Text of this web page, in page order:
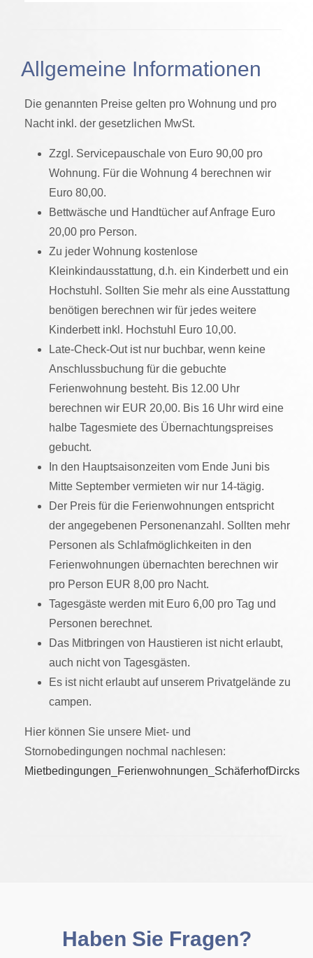
Allgemeine Informationen
Die genannten Preise gelten pro Wohnung und pro
Nacht inkl. der gesetzlichen MwSt.
Zzgl. Servicepauschale von Euro 90,00 pro
Wohnung. Für die Wohnung 4 berechnen wir
Euro 80,00.
Bettwäsche und Handtücher auf Anfrage Euro
20,00 pro Person.
Zu jeder Wohnung kostenlose
Kleinkindausstattung, d.h. ein Kinderbett und ein
Hochstuhl. Sollten Sie mehr als eine Ausstattung
benötigen berechnen wir für jedes weitere
Kinderbett inkl. Hochstuhl Euro 10,00.
Late-Check-Out ist nur buchbar, wenn keine
Anschlussbuchung für die gebuchte
Ferienwohnung besteht. Bis 12.00 Uhr
berechnen wir EUR 20,00. Bis 16 Uhr wird eine
halbe Tagesmiete des Übernachtungspreises
gebucht.
In den Hauptsaisonzeiten vom Ende Juni bis
Mitte September vermieten wir nur 14-tägig.
Der Preis für die Ferienwohnungen entspricht
der angegebenen Personenanzahl. Sollten mehr
Personen als Schlafmöglichkeiten in den
Ferienwohnungen übernachten berechnen wir
pro Person EUR 8,00 pro Nacht.
Tagesgäste werden mit Euro 6,00 pro Tag und
Personen berechnet.
Das Mitbringen von Haustieren ist nicht erlaubt,
auch nicht von Tagesgästen.
Es ist nicht erlaubt auf unserem Privatgelände zu
campen.
Hier können Sie unsere Miet- und
Stornobedingungen nochmal nachlesen:
Mietbedingungen_Ferienwohnungen_SchäferhofDircks
Haben Sie Fragen?